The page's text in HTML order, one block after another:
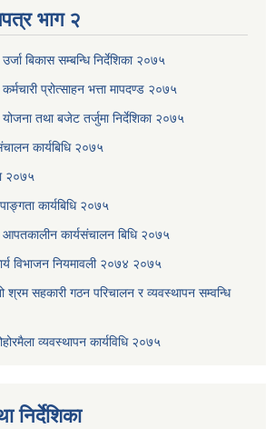
भाग २
बिकास सम्बन्धि निर्देशिका २०७५
प्रोत्साहन भत्ता मापदण्ड २०७५
योजना तथा बजेट तर्जुमा निर्देशिका २०७५
कार्यबिधि २०७५
२०७५
कार्यबिधि २०७५
आपतकालीन कार्यसंचालन बिधि २०७५
विभाजन नियमावली २०७४ २०७५
श्रम सहकारी गठन परिचालन र व्यवस्थापन सम्वन्धि
व्यवस्थापन कार्यविधि २०७५
निर्देशिका